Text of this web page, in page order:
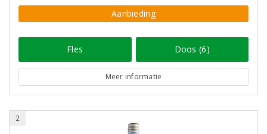
Aanbieding
Fles Doos (6)
Meer informatie
2